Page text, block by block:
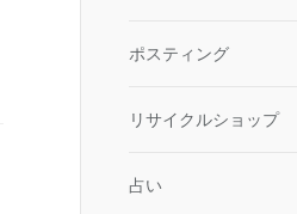
ポスティング
リサイクルショップ
占い